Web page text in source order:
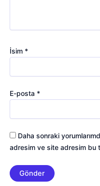
İsim *
E-posta *
Daha sonraki
adresim ve site adresim bu